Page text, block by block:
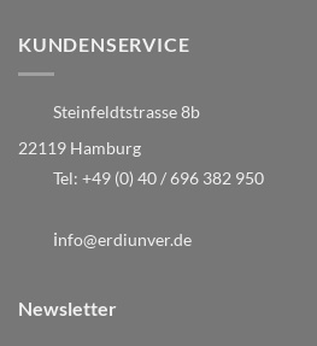
KUNDENSERVICE
Steinfeldtstrasse 8b
22119 Hamburg
Tel: +49 (0) 40 / 696 382 950
info@erdiunver.de
Newsletter